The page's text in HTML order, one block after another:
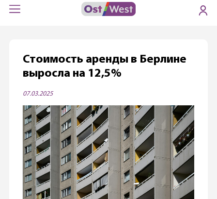
Стоимость аренды в Берлине
выросла на 12,5%
07.03.2025